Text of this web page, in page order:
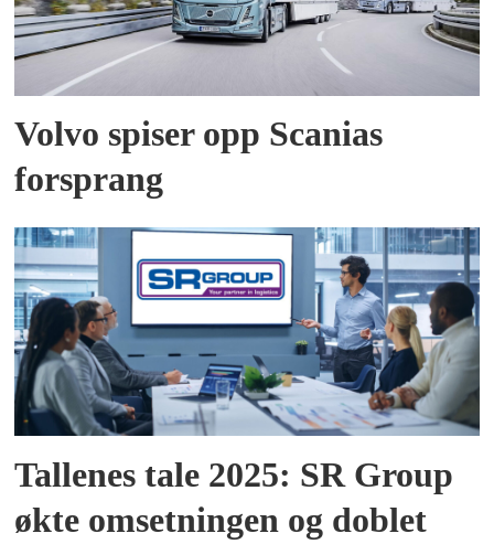
Volvo spiser opp Scanias
forsprang
Tallenes tale 2025: SR Group
økte omsetningen og doblet